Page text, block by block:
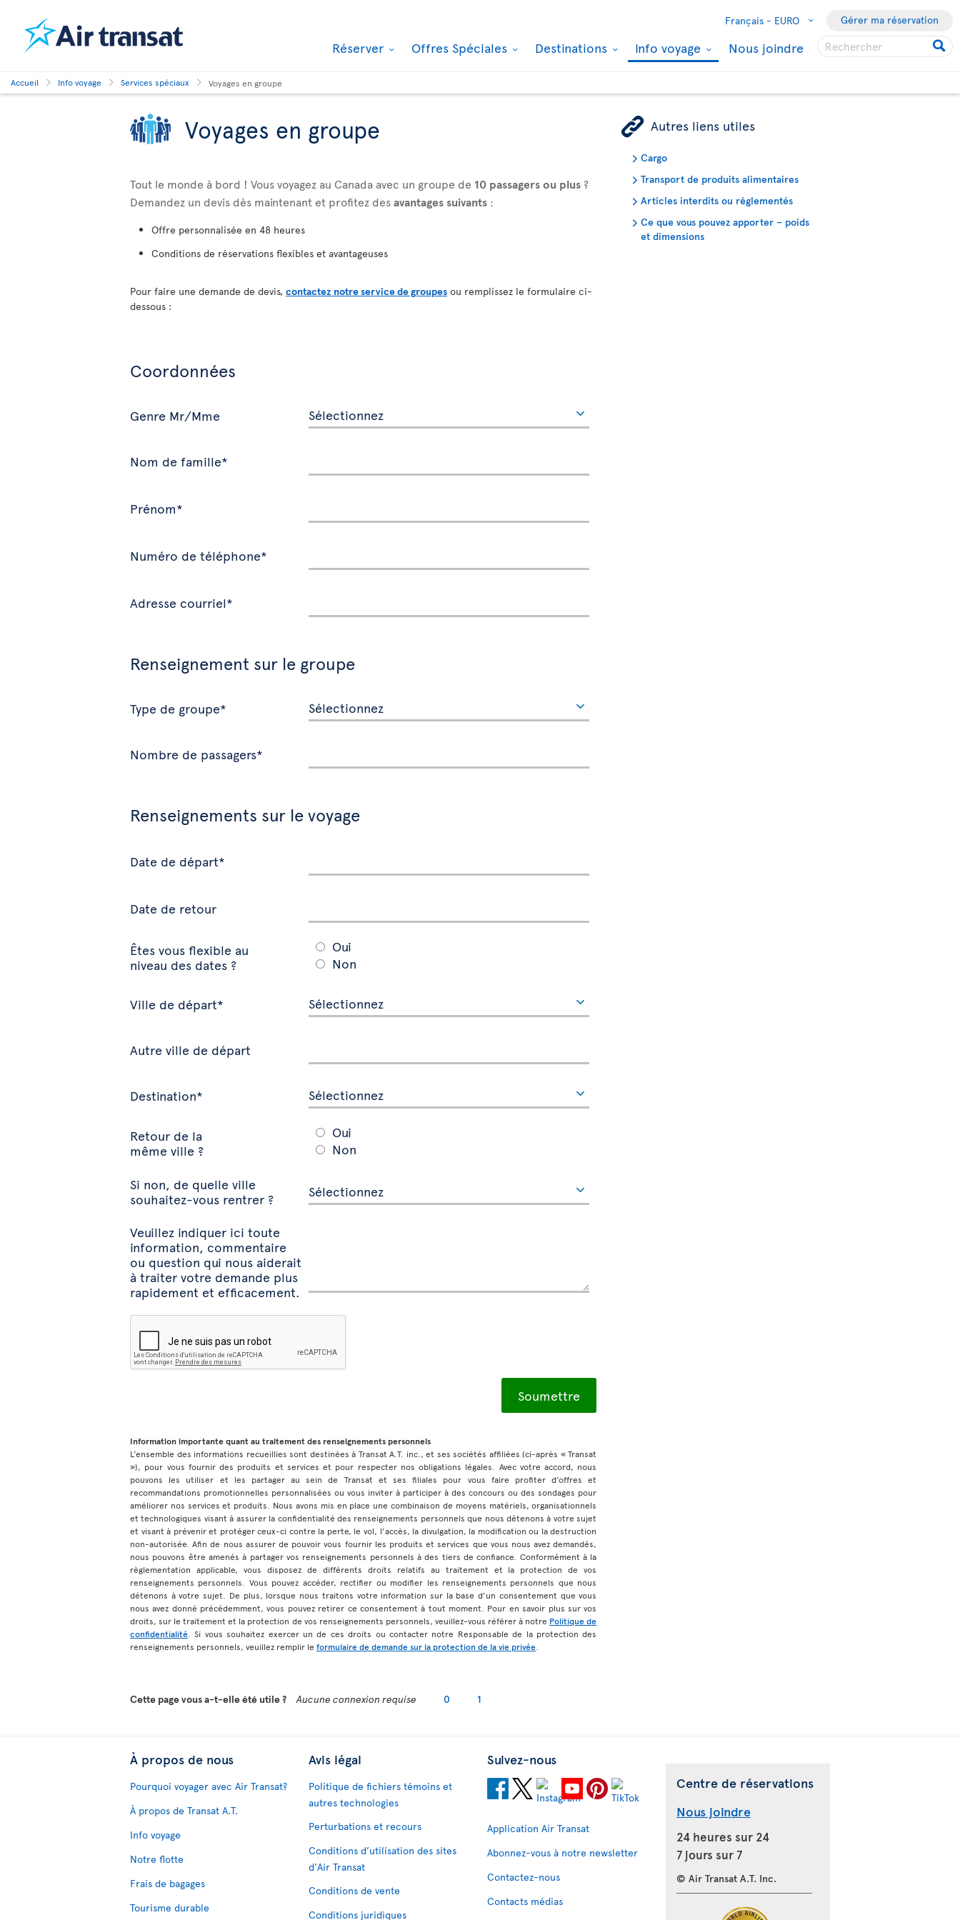
Français - EURO Gérer ma réservation
Réserver Offres Spéciales Destinations Info voyage Nous joindre
Accueil Info voyage Services spéciaux Voyages en groupe
Voyages en groupe
Tout le monde à bord ! Vous voyagez au Canada avec un groupe de 10 passagers ou plus ?
Demandez un devis dès maintenant et profitez desavantages suivants :
Offre personnalisée en 48 heures
Conditions de réservations flexibles et avantageuses
Pour faire une demande de devis, contactez notre service de groupes ou remplissez le formulaire ci-
dessous :
Coordonnées
Genre Mr/Mme
Nom de famille*
Prénom*
Numéro de téléphone*
Adresse courriel*
Renseignement sur le groupe
Type de groupe*
Nombre de passagers*
Renseignements sur le voyage
Date de départ*
Date de retour
Êtes vous flexible au
niveau des dates ?
Oui
Non
Ville de départ*
Autre ville de départ
Destination*
Retour de la
même ville ?
Oui
Non
Si non, de quelle ville
souhaitez-vous rentrer ?
Veuillez indiquer ici toute
information, commentaire
ou question qui nous aiderait
à traiter votre demande plus
rapidement et efficacement.
Information importante quant au traitement des renseignements personnels
L’ensemble des informations recueillies sont destinées à Transat A.T. inc., et ses sociétés affiliées (ci-après « Transat
»), pour vous fournir des produits et services et pour respecter nos obligations légales. Avec votre accord, nous
pouvons les utiliser et les partager au sein de Transat et ses filiales pour vous faire profiter d’offres et
recommandations promotionnelles personnalisées ou vous inviter à participer à des concours ou des sondages pour
améliorer nos services et produits. Nous avons mis en place une combinaison de moyens matériels, organisationnels
et technologiques visant à assurer la confidentialité des renseignements personnels que nous détenons à votre sujet
et visant à prévenir et protéger ceux-ci contre la perte, le vol, l’accès, la divulgation, la modification ou la destruction
non-autorisée. Afin de nous assurer de pouvoir vous fournir les produits et services que vous nous avez demandés,
nous pouvons être amenés à partager vos renseignements personnels à des tiers de confiance. Conformément à la
règlementation applicable, vous disposez de différents droits relatifs au traitement et la protection de vos
renseignements personnels. Vous pouvez accéder, rectifier ou modifier les renseignements personnels que nous
détenons à votre sujet. De plus, lorsque nous traitons votre information sur la base d’un consentement que vous
nous avez donné précédemment, vous pouvez retirer ce consentement à tout moment. Pour en savoir plus sur vos
droits, sur le traitement et la protection de vos renseignements personnels, veuillez-vous référer à notre Politique de
confidentialité . Si vous souhaitez exercer un de ces droits ou contacter notre Responsable de la protection des
renseignements personnels, veuillez remplir le formulaire de demande sur la protection de la vie privée
ÿ Autres liens utiles
Cargo
Transport de produits alimentaires
Articles interdits ou réglementés
Ce que vous pouvez apporter – poids
et dimensions
Cette page vous a-t-elle été utile ? Aucune connexion requise 0 1
À propos de nous
Pourquoi voyager avec Air Transat?
À propos de Transat A.T.
Info voyage
Notre flotte
Frais de bagages
Tourisme durable
Avis légal
Politique de fichiers témoins et
autres technologies
Perturbations et recours
Conditions d’utilisation des sites
d'Air Transat
Conditions de vente
Conditions juridiques
Suivez-nous
Application Air Transat
Abonnez-vous à notre newsletter
Contactez-nous
Contacts médias
Centre de réservations
Nous joindre
24 heures sur 24
7 jours sur 7
© Air Transat A.T. Inc.